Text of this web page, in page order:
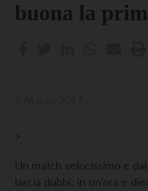
buona la
>
Un match velocissimo e
lascia dubbi: in un’ora e